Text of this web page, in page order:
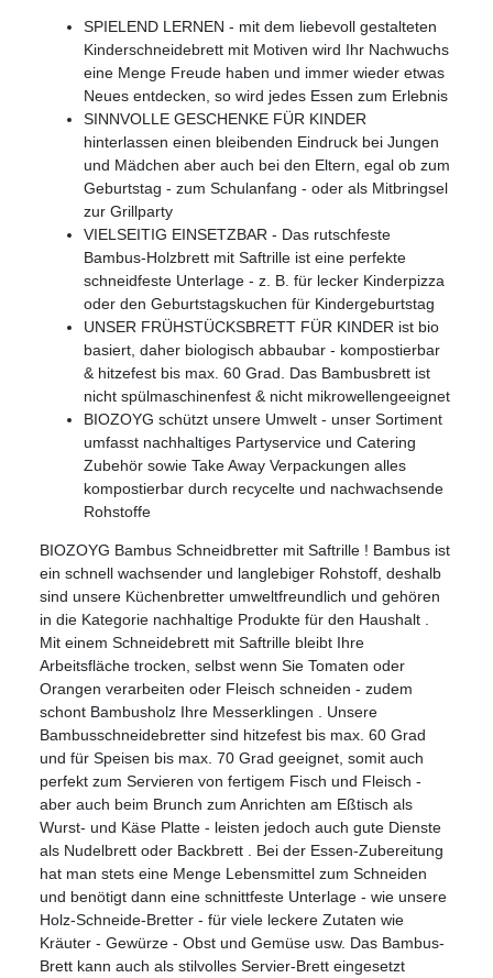
SPIELEND LERNEN - mit dem liebevoll gestalteten
Kinderschneidebrett mit Motiven wird Ihr Nachwuchs
eine Menge Freude haben und immer wieder etwas
Neues entdecken, so wird jedes Essen zum Erlebnis
SINNVOLLE GESCHENKE FÜR KINDER
hinterlassen einen bleibenden Eindruck bei Jungen
und Mädchen aber auch bei den Eltern, egal ob zum
Geburtstag - zum Schulanfang - oder als Mitbringsel
zur Grillparty
VIELSEITIG EINSETZBAR - Das rutschfeste
Bambus-Holzbrett mit Saftrille ist eine perfekte
schneidfeste Unterlage - z. B. für lecker Kinderpizza
oder den Geburtstagskuchen für Kindergeburtstag
UNSER FRÜHSTÜCKSBRETT FÜR KINDER ist bio
basiert, daher biologisch abbaubar - kompostierbar
& hitzefest bis max. 60 Grad. Das Bambusbrett ist
nicht spülmaschinenfest & nicht mikrowellengeeignet
BIOZOYG schützt unsere Umwelt - unser Sortiment
umfasst nachhaltiges Partyservice und Catering
Zubehör sowie Take Away Verpackungen alles
kompostierbar durch recycelte und nachwachsende
Rohstoffe
BIOZOYG Bambus Schneidbretter mit Saftrille ! Bambus ist
ein schnell wachsender und langlebiger Rohstoff, deshalb
sind unsere Küchenbretter umweltfreundlich und gehören
in die Kategorie nachhaltige Produkte für den Haushalt .
Mit einem Schneidebrett mit Saftrille bleibt Ihre
Arbeitsfläche trocken, selbst wenn Sie Tomaten oder
Orangen verarbeiten oder Fleisch schneiden - zudem
schont Bambusholz Ihre Messerklingen . Unsere
Bambusschneidebretter sind hitzefest bis max. 60 Grad
und für Speisen bis max. 70 Grad geeignet, somit auch
perfekt zum Servieren von fertigem Fisch und Fleisch -
aber auch beim Brunch zum Anrichten am Eßtisch als
Wurst- und Käse Platte - leisten jedoch auch gute Dienste
als Nudelbrett oder Backbrett . Bei der Essen-Zubereitung
hat man stets eine Menge Lebensmittel zum Schneiden
und benötigt dann eine schnittfeste Unterlage - wie unsere
Holz-Schneide-Bretter - für viele leckere Zutaten wie
Kräuter - Gewürze - Obst und Gemüse usw. Das Bambus-
Brett kann auch als stilvolles Servier-Brett eingesetzt